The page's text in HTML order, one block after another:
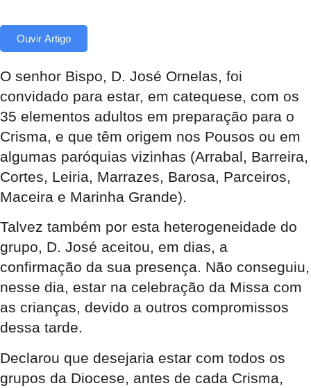
Ouvir Artigo
O senhor Bispo, D. José Ornelas, foi
convidado para estar, em catequese, com os
35 elementos adultos em preparação para o
Crisma, e que têm origem nos Pousos ou em
algumas paróquias vizinhas (Arrabal, Barreira,
Cortes, Leiria, Marrazes, Barosa, Parceiros,
Maceira e Marinha Grande).
Talvez também por esta heterogeneidade do
grupo, D. José aceitou, em dias, a
confirmação da sua presença. Não conseguiu,
nesse dia, estar na celebração da Missa com
as crianças, devido a outros compromissos
dessa tarde.
Declarou que desejaria estar com todos os
grupos da Diocese, antes de cada Crisma,